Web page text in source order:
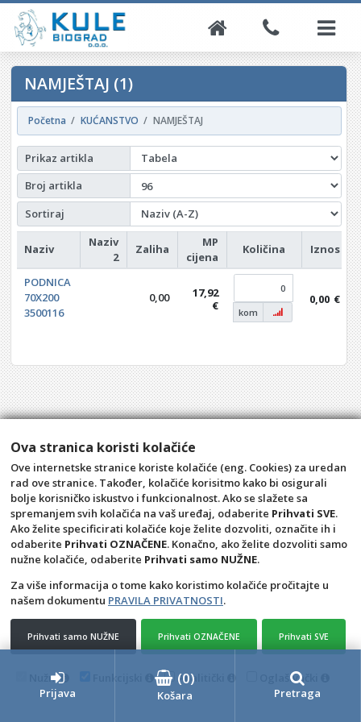
NAMJEŠTAJ (1)
Početna KUĆANSTVO NAMJEŠTAJ
Prikaz artikla
Broj artikla
Sortiraj
Naziv
Naziv
2
Zaliha
MP
cijena
Količina Iznos
PODNICA
70X200
3500116
0,00
17,92
€
kom
0,00 €
Opći uvjeti
Pravila privatnosti
Raskid ugovora – povrat
Prigovor potrošača –
reklamacije
Kontakt
KULE BIOGRAD d.o.o.
4D Wand IMC 24.11.14.1
Ova stranica koristi kolačiće
Ove internetske stranice koriste kolačiće (eng. Cookies) za uredan
rad ove stranice. Također, kolačiće korisitmo kako bi osigurali
bolje korisničko iskustvo i funkcionalnost. Ako se slažete sa
spremanjem svih kolačića na vaš uređaj, odaberite Prihvati SVE.
Ako želite specificirati kolačiće koje želite dozvoliti, označite ih i
odaberite Prihvati OZNAČENE. Konačno, ako želite dozvoliti samo
nužne kolačiće, odaberite Prihvati samo NUŽNE.
Za više informacija o tome kako koristimo kolačiće pročitajte u
našem dokumentu PRAVILA PRIVATNOSTI.
Prihvati samo NUŽNE Prihvati OZNAČENE Prihvati SVE
Nužni Analitički
Oglašivački
Prijava
(0)
Košara Pretraga